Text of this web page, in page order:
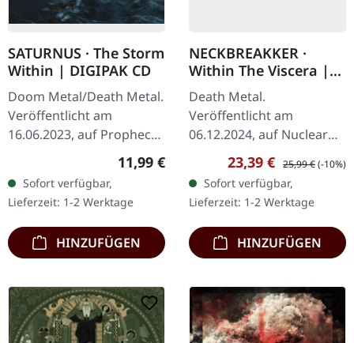
SATURNUS · The Storm
Within | DIGIPAK CD
Doom Metal/Death Metal.
Veröffentlicht am
16.06.2023, auf Prophecy
Productions. CD im
Digipak. "The Storm
Within" von Saturnus ist
eine tiefgründige…
Regulärer Preis:
11,99 €
Sofort verfügbar,
Lieferzeit: 1-2 Werktage
HINZUFÜGEN
NECKBREAKKER ·
Within The Viscera |
TRANSPARENT
RED/BLACK MARBLED
LP
Death Metal.
Veröffentlicht am
06.12.2024, auf Nuclear
Blast Records. Limitierte
Auflage auf
transparentem
rot/schwarz
marmoriertem Vinyl.
"Within…
Verkaufspreis:
23,39 € Regulärer Preis:
25,99 €(-10%)
Sofort verfügbar,
Lieferzeit: 1-2 Werktage
HINZUFÜGEN